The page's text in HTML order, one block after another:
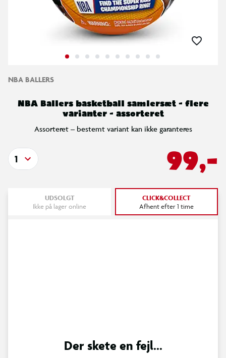
NBA BALLERS
NBA Ballers basketball samlersæt - flere
varianter - assorteret
Assorteret – bestemt variant kan ikke garanteres
99,-
1
UDSOLGT
Ikke på lager online
CLICK&COLLECT
Afhent efter 1 time
Der skete en fejl...